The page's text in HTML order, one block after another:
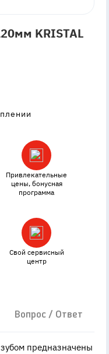
KRISTAL
Привлекательные
цены, бонусная
программа
Свой сервисный
центр
Вопрос / Ответ
предназначены